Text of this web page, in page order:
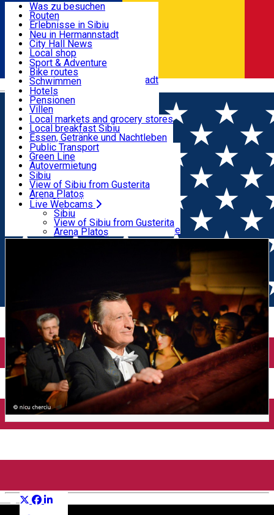
Română
English
Nützliche informationen
Aktivitäten & Abenteuer
Unterkunft
Essen, Getränke & Nachtleben
Transport & Parken
Live Webcams
Was zu besuchen
Routen
Erlebnisse in Sibiu
Podcast
Kultur
Museen
Kirchen
Parks, Zoo
Im Umkreis von Hermannstadt
Neu in Hermannstadt
City Hall News
Local shop
Sibiu Handwerker
Sibiul Verde
Public services
Bildung
Wie komme ich nach Sibiu?
Touristeninfo
Reiseführer
Guided tours
Local publication
Schönheitssalon
Sport & Adventure
Bike routes
Schwimmen
Reiten
Fitnessstudio
Loc de joacă indoor
Loc de joacă outdoor
Ski
Eislaufen
Yoga
Hotels
Pensionen
Villen
Hostels
Motels
Camping
Zimmer zu vermieten
Wohnungen
Unterkunft außerhalb von Sibiu
Local markets and grocery stores
Local breakfast Sibiu
Essen, Getränke und Nachtleben
Pizza
Fast Food
Kaffeestube
Konditorei
Pub, Bar
Nachtclubs
Bäckerei
Public Transport
Green Line
Autovermietung
Fahrad verleih
Scooter rentals
Taxi
Ride Sharing
Park-Tickets
Parkplätze
Ladestationen für Elektrofahrzeuge
Sibiu
View of Sibiu from Gusterita
Arena Platoș
Live Webcams
Sibiu
View of Sibiu from Gusterita
Arena Platoș
Home /de/events?filter_types=
CONCERT SIMFONIC